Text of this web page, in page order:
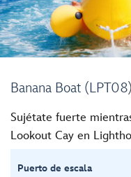
Banana Boat (LPT08)
Sujétate fuerte
Lookout Cay en
Puerto de escala